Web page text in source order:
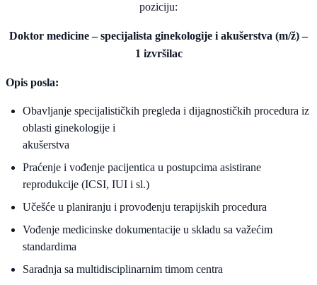
poziciju:
Doktor medicine – specijalista ginekologije i akušerstva (m/ž) –
1 izvršilac
Opis posla:
Obavljanje specijalističkih pregleda i dijagnostičkih procedura iz
oblasti ginekologije i
akušerstva
Praćenje i vođenje pacijentica u postupcima asistirane
reprodukcije (ICSI, IUI i sl.)
Učešće u planiranju i provođenju terapijskih procedura
Vođenje medicinske dokumentacije u skladu sa važećim
standardima
Saradnja sa multidisciplinarnim timom centra